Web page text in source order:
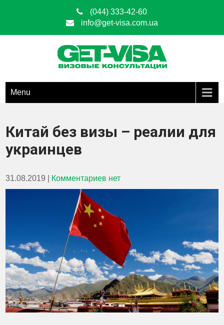
(044) 333-42-60
info@get-visa.com.ua
Get Visa
УКРАИНЫ
Menu
Китай без визы – реалии для
украинцев
31.08.2019 Комментариев нет